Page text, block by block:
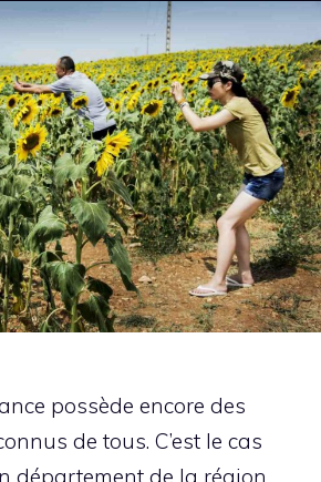
possède encore des
de tous. C’est le cas
département de la région